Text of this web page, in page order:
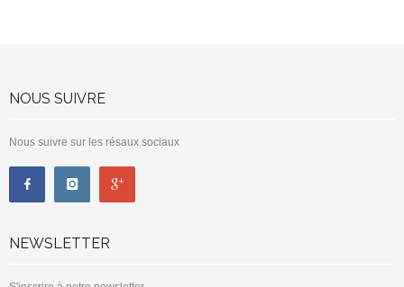
NOUS SUIVRE
Nous suivre sur les résaux sociaux
NEWSLETTER